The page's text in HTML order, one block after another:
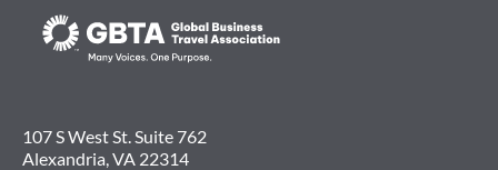
107 S West St. Suite 762
Alexandria, VA 22314